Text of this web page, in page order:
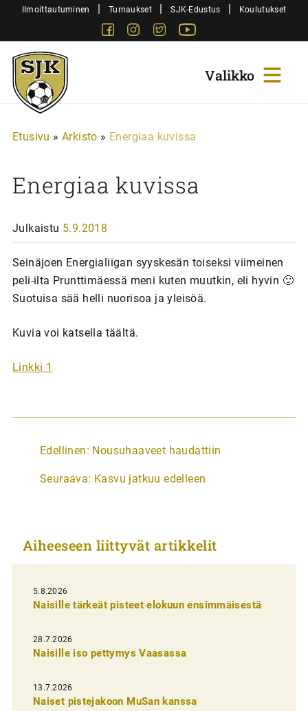
SiirryIlmoittautuminen | Turnaukset | SJK-Edustus | Koulutukset
FacebookInstagram
Twitter
Sjk-
Juniorit
Etusivu » Arkisto » Energiaa kuvissa
Energiaa kuvissa
Julkaistu 5.9.2018
Seinäjoen Energialiigan syyskesän toiseksi viimeinen
peli-ilta Prunttimäessä meni kuten muutkin, eli hyvin 🙂
Suotuisa sää helli nuorisoa ja yleisöä.
Kuvia voi katsella täältä.
Linkki 1
A
t
k
e
l
i
e
n
e
Edellinen: Nousuhaaveet haudattiin
Seuraava: Kasvu jatkuu edelleen
Aiheeseen liittyvät artikkelit
5.8.2026
Naisille tärkeät pisteet elokuun ensimmäisestä
28.7.2026
Naisille iso pettymys Vaasassa
13.7.2026
Naiset pistejakoon MuSan kanssa